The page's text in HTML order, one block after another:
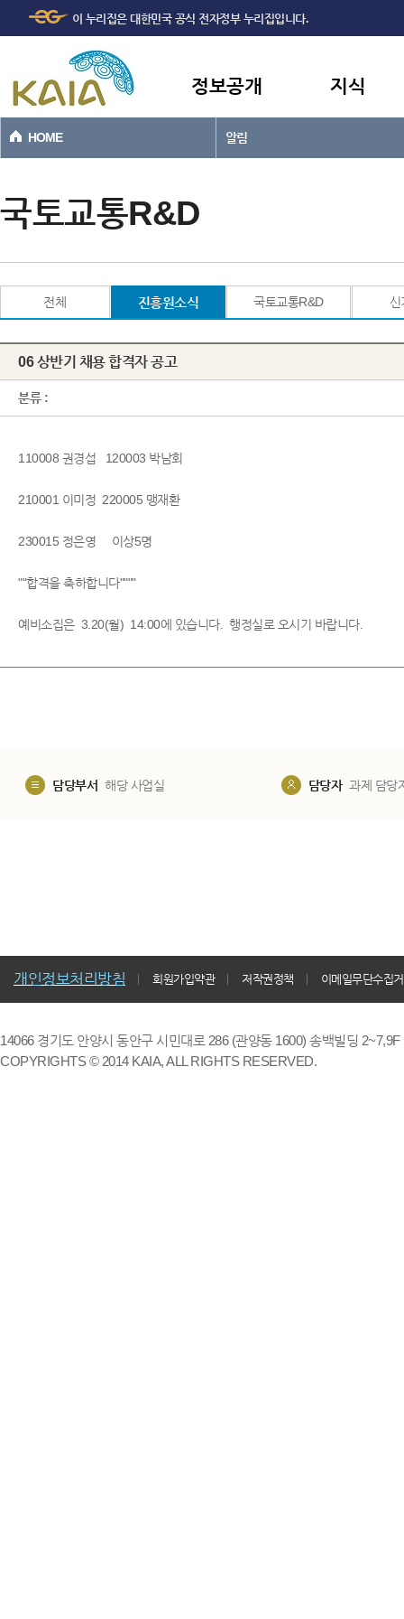
본문바로가기
이 누리집은 대한민국 공식 전자정부 누리집입니다.
정보공개 지식
HOME 알림
국토교통R&D
전체 진흥원소식 국토교통R&D 신
06 상반기 채용 합격자 공고
분류 :
110008 권경섭 120003 박남회
210001 이미정 220005 맹재환
230015 정은영 이상5명
""합격을 축하합니다""""
예비소집은 3.20(월) 14:00에 있습니다. 행정실로 오시기 바랍니다.
담당부서 해당 사업실 담당자 과제 담당
개인정보처리방침 회원가입약관 저작권정책 이메일무단수집
14066 경기도 안양시 동안구 시민대로 286 (관양동 1600) 송백빌딩
COPYRIGHTS © 2014 KAIA, ALL RIGHTS RESERVED.